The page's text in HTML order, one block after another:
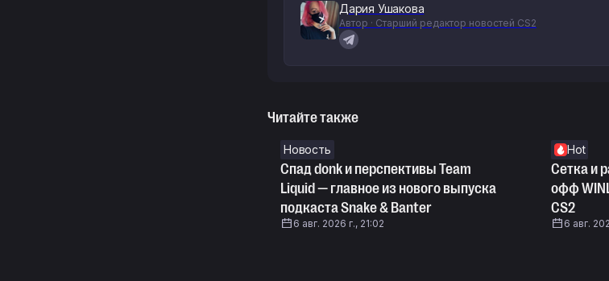
Дария Ушакова
Автор · Старший редактор новостей CS2
Читайте также
Новость
Спад donk и перспективы Team
Liquid — главное из нового выпуска
подкаста Snake & Banter
6 авг. 2026 г., 21:02
Hot
Сетка и
офф
CS2
6 авг.